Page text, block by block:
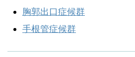
胸郭出口症候群
手根管症候群